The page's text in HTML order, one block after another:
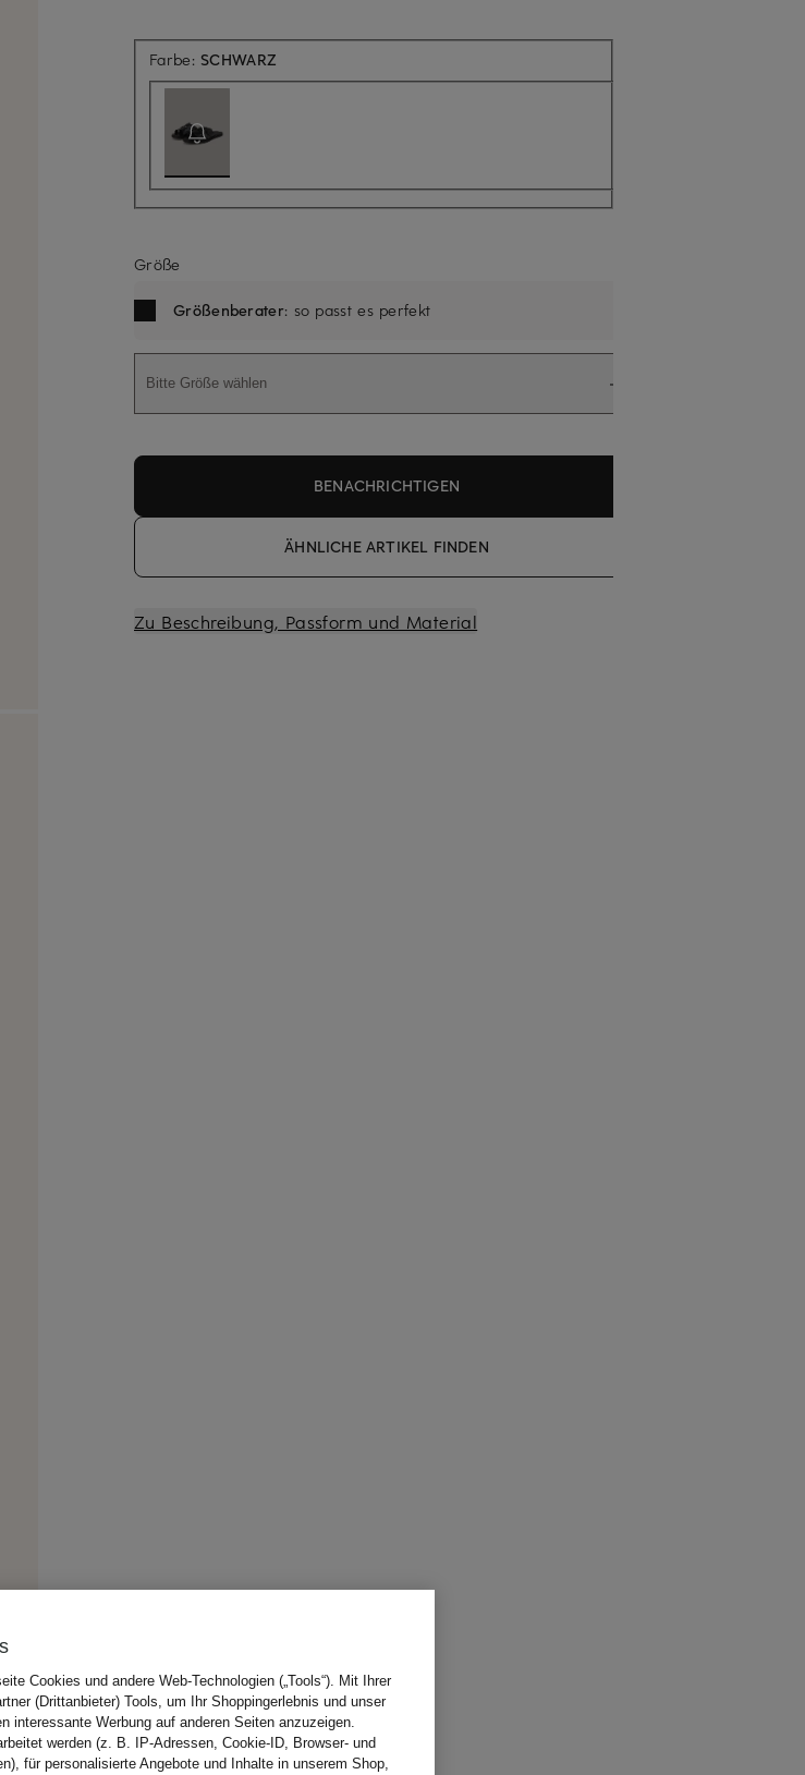
Farbe: SCHWARZ
Größe
Größenberater: so passt es perfekt
Bitte Größe wählen
BENACHRICHTIGEN
ÄHNLICHE ARTIKEL FINDEN
Zu Beschreibung, Passform und Material
Cookies und andere Web-Technologien („Tools“). Mit Ihrer
(Drittanbieter) Tools, um Ihr Shoppingerlebnis und unser
interessante Werbung auf anderen Seiten anzuzeigen.
werden (z. B. IP-Adressen, Cookie-ID, Browser- und
für personalisierte Angebote und Inhalte in unserem Shop,